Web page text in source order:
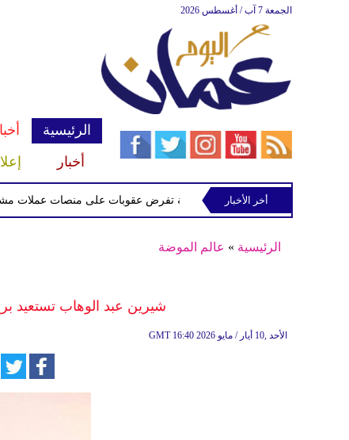
الجمعة 7 آب / أغسطس 2026
الرئيسية
أخبار
الخزانة الأميركية تفرض عقوبات على منصات عملات مشفرة
أخر الأخبار
الرئيسية » عالم الموضة
شيرين عبد الوهاب تستعيد
GMT 16:40 2026 الأحد ,10 أيار / مايو